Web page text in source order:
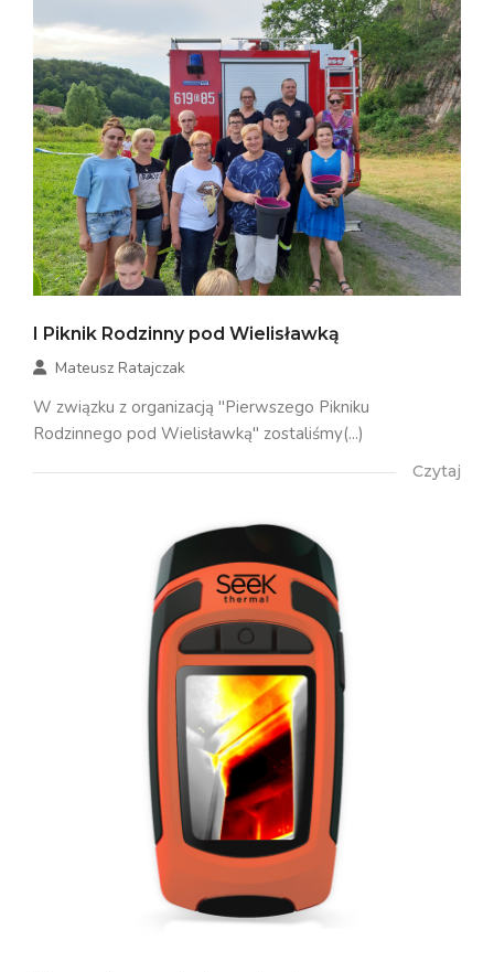
I Piknik Rodzinny pod Wielisławką
Mateusz Ratajczak
W związku z organizacją "Pierwszego Pikniku
Rodzinnego pod Wielisławką" zostaliśmy(...)
Czytaj